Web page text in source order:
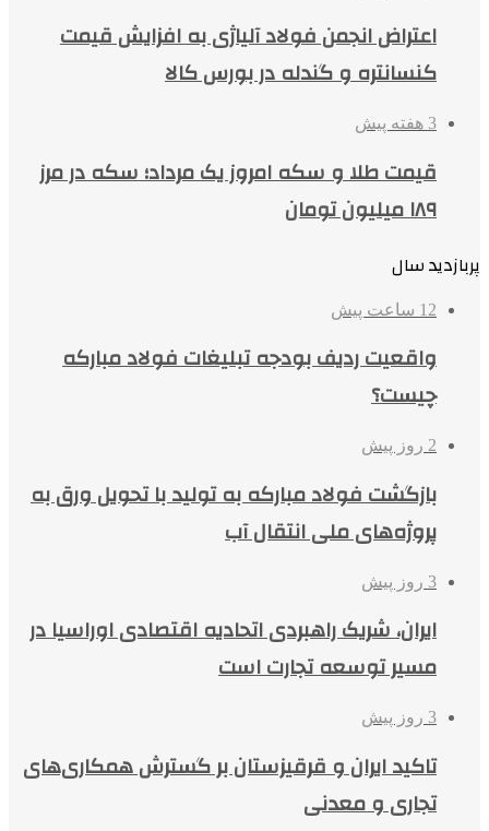
اعتراض انجمن فولاد آلیاژی به افزایش قیمت
کنسانتره و گندله در بورس کالا
3 هفته پیش
قیمت طلا و سکه امروز یک مرداد؛ سکه در مرز
۱۸۹ میلیون تومان
پربازدید سال
12 ساعت پیش
واقعیت ردیف بودجه تبلیغات فولاد مبارکه
چیست؟
2 روز پیش
بازگشت فولاد مبارکه به تولید با تحویل ورق به
پروژه‌های ملی انتقال آب
3 روز پیش
ایران، شریک راهبردی اتحادیه اقتصادی اوراسیا در
مسیر توسعه تجارت است
3 روز پیش
تاکید ایران و قرقیزستان بر گسترش همکاری‌های
تجاری و معدنی